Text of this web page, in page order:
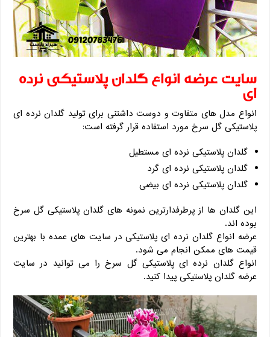
سایت عرضه انواع گلدان پلاستیکی نرده
ای
انواع مدل های متفاوت و دوست داشتنی برای تولید گلدان نرده ای
پلاستیکی گل سرخ مورد استفاده قرار گرفته است:
گلدان پلاستیکی نرده ای مستطیل
گلدان پلاستیکی نرده ای گرد
گلدان پلاستیکی نرده ای بیضی
این گلدان ها از پرطرفدارترین نمونه های گلدان پلاستیکی گل سرخ
بوده اند.
عرضه انواع گلدان نرده ای پلاستیکی در سایت های عمده با بهترین
قیمت های ممکن انجام می شود.
انواع گلدان نرده ای پلاستیکی گل سرخ را می توانید در سایت
عرضه گلدان پلاستیکی پیدا کنید.